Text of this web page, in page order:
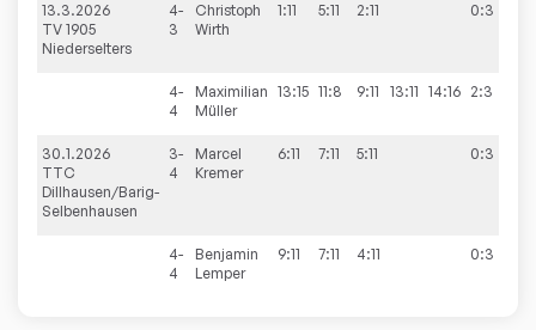
13.3.2026
TV 1905
Niederselters
4-
3
Christoph
Wirth
1:11 5:11 2:11 0:3
4-
4
Maximilian
Müller
13:15 11:8 9:11 13:11 14:16 2:3
30.1.2026
TTC
Dillhausen/Barig-
Selbenhausen
3-
4
Marcel
Kremer
6:11 7:11 5:11 0:3
4-
4
Benjamin
Lemper
9:11 7:11 4:11 0:3